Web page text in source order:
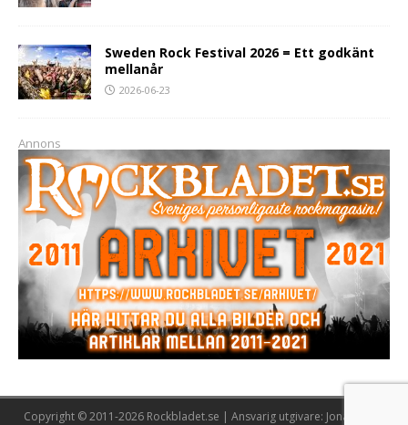
Sweden Rock Festival 2026 = Ett godkänt
mellanår
2026-06-23
Annons
Copyright © 2011-2026 Rockbladet.se | Ansvarig utgivare: Jonas Lööw